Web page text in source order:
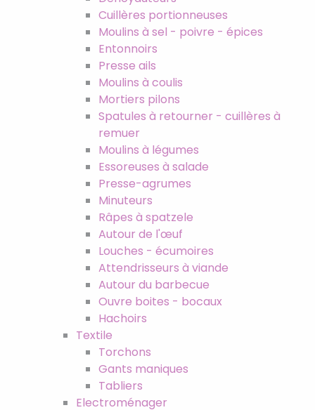
Cuillères portionneuses
Moulins à sel - poivre - épices
Entonnoirs
Presse ails
Moulins à coulis
Mortiers pilons
Spatules à retourner - cuillères à
remuer
Moulins à légumes
Essoreuses à salade
Presse-agrumes
Minuteurs
Râpes à spatzele
Autour de l'œuf
Louches - écumoires
Attendrisseurs à viande
Autour du barbecue
Ouvre boites - bocaux
Hachoirs
Textile
Torchons
Gants maniques
Tabliers
Electroménager